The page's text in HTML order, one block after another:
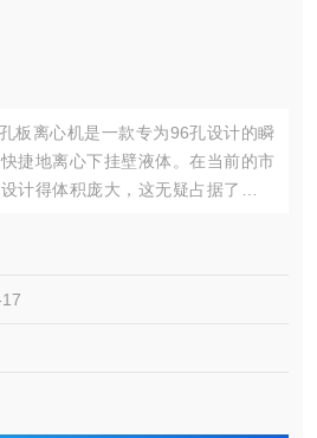
板离心机是一款专为96孔设计的瞬
捷地离心下挂壁液体。在当前的市
计得体积庞大，这无疑占据了实验
23x20厘米，大大节省了实验室的空